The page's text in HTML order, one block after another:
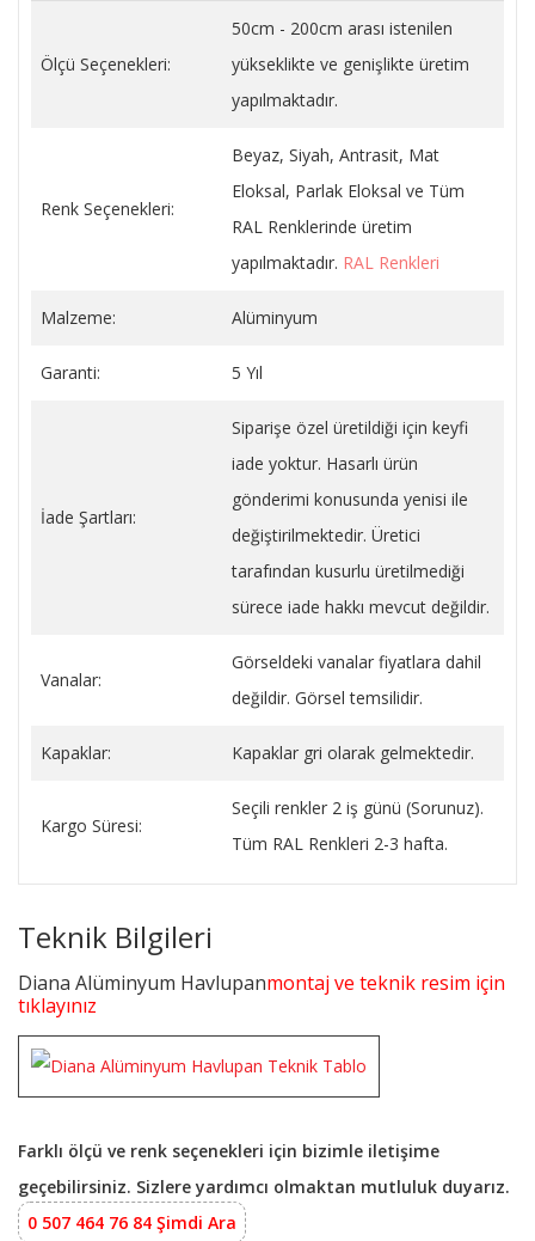
Ölçü Seçenekleri:
50cm - 200cm arası istenilen
yükseklikte ve genişlikte üretim
yapılmaktadır.
Renk Seçenekleri:
Beyaz, Siyah, Antrasit, Mat
Eloksal, Parlak Eloksal ve Tüm
RAL Renklerinde üretim
yapılmaktadır. RAL Renkleri
Malzeme: Alüminyum
Garanti: 5 Yıl
İade Şartları:
Siparişe özel üretildiği için keyfi
iade yoktur. Hasarlı ürün
gönderimi konusunda yenisi ile
değiştirilmektedir. Üretici
tarafından kusurlu üretilmediği
sürece iade hakkı mevcut değildir.
Vanalar:
Görseldeki vanalar fiyatlara dahil
değildir. Görsel temsilidir.
Kapaklar: Kapaklar gri olarak gelmektedir.
Kargo Süresi:
Seçili renkler 2 iş günü (Sorunuz).
Tüm RAL Renkleri 2-3 hafta.
Teknik Bilgileri
Diana Alüminyum Havlupanmontaj ve teknik resim için
tıklayınız
Farklı ölçü ve renk seçenekleri için bizimle iletişime
geçebilirsiniz. Sizlere yardımcı olmaktan mutluluk duyarız.
0 507 464 76 84 Şimdi Ara